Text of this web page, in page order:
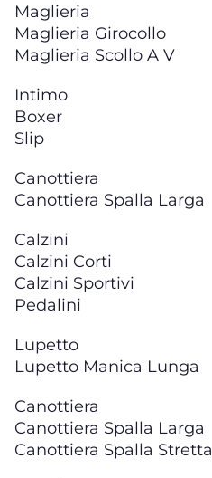
Maglieria
Maglieria Girocollo
Maglieria Scollo A V
Intimo
Boxer
Slip
Canottiera
Canottiera Spalla Larga
Calzini
Calzini Corti
Calzini Sportivi
Pedalini
Lupetto
Lupetto Manica Lunga
Canottiera
Canottiera Spalla Larga
Canottiera Spalla Stretta